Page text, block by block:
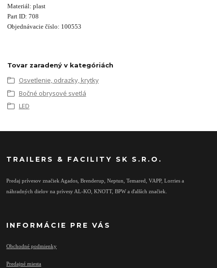
Materiál: plast
Part ID: 708
Objednávacie číslo: 100553
Tovar zaradený v kategóriách
Osvetlenie, odrazky, krytky
Bočné obrysové svetlá
LED
TRAILERS & FACILITY SK S.R.O.
Predaj prívesov značiek Agados, Brenderup, Neptun, Temared, VAPP, Lorries a
náhradných dielov na prívesy AL-KO, KNOTT, BPW a ďalších značiek.
INFORMÁCIE PRE VÁS
Obchodné podmienky
Predajné miesta